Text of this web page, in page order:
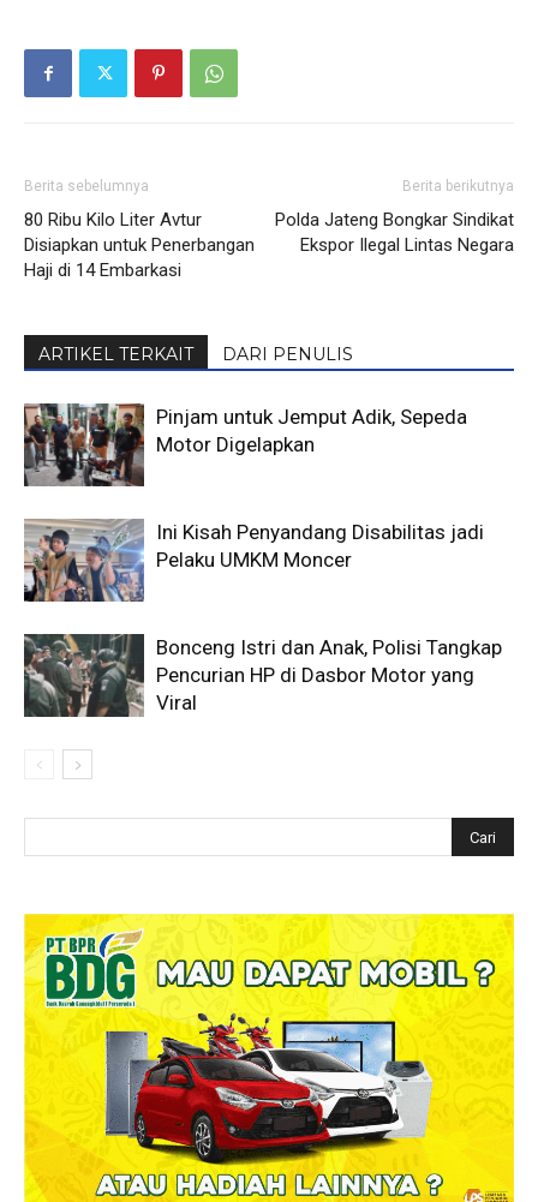
Berita sebelumnya
80 Ribu Kilo Liter Avtur
Disiapkan untuk Penerbangan
Haji di 14 Embarkasi
Berita berikutnya
Polda Jateng Bongkar Sindikat
Ekspor Ilegal Lintas Negara
ARTIKEL TERKAIT DARI PENULIS
Pinjam untuk Jemput Adik, Sepeda
Motor Digelapkan
Ini Kisah Penyandang Disabilitas jadi
Pelaku UMKM Moncer
Bonceng Istri dan Anak, Polisi Tangkap
Pencurian HP di Dasbor Motor yang
Viral